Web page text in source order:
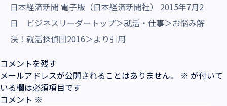
日本経済新聞 電子版（日本経済新聞社） 2015年7月2
日 ビジネスリーダートップ＞就活・仕事＞お悩み解
決！就活探偵団2016＞より引用
コメントを残す
メールアドレスが公開されることはありません。
※ が付いて
いる欄は必須項目です
コメント ※